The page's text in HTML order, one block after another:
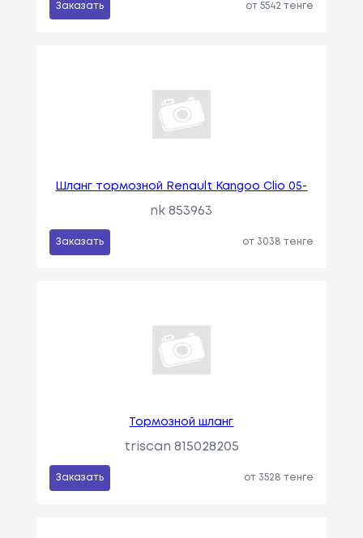
Заказать от 5542 тенге
Шланг тормозной Renault Kangoo Clio 05-
nk 853963
Заказать от 3038 тенге
Тормозной шланг
triscan 815028205
Заказать от 3528 тенге